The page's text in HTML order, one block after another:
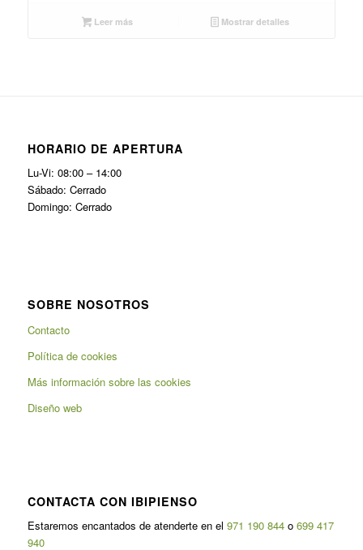
Leer más Mostrar detalles
HORARIO DE APERTURA
Lu-Vi: 08:00 – 14:00
Sábado: Cerrado
Domingo: Cerrado
SOBRE NOSOTROS
Contacto
Política de cookies
Más información sobre las cookies
Diseño web
CONTACTA CON IBIPIENSO
Estaremos encantados de atenderte en el 971 190 844o 699 417
940